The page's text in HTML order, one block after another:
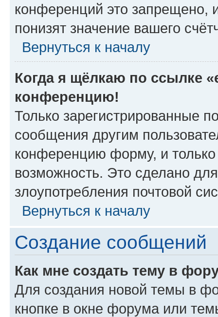
конференций это запрещено,
понизят значение вашего
Вернуться к началу
Когда я щёлкаю по ссылке
конференцию!
Только зарегистрированные
сообщения другим
конференцию форму, и
возможность. Это сделано
злоупотребления почтовой
Вернуться к началу
Создание сообщений
Как мне создать тему в
Для создания новой темы в
кнопке в окне форума или